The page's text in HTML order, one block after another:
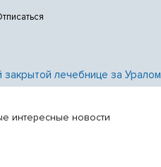
закрытой лечебнице за Уралом
интересные новости